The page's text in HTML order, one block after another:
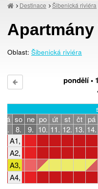
Destinace Šibenická riviéra
Apartmány
Oblast: Šibenická riviéra
pondělí •
pá so ne po út st čt pá
7.
8. 9. 10. 11. 12. 13. 14.
A1, 4-5 osob, 2 ložnice
A2, 2-4 osoby, 1 ložnice
A3, 2-3 osoby, 1 ložnice
A4, 2-4 osoby, 1 ložnice